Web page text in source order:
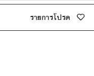
รายการโปรด